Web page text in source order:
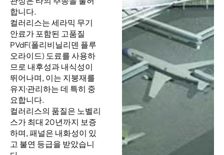
합니다.
컬러리스는 세라믹 무기
안료가 포함된 고품질
PVdF(폴리비닐리덴 플루
오라이드) 도료를 사용하
므로 내후성과 내식성이
뛰어나며, 이는 지붕재를
유지·관리하는 데 특히 중
요합니다.
컬러리스의 품질은 노벨리
스가 최대 20년까지 보증
하며, 패널은 내화성이 있
고 불연 등급을 받았습니